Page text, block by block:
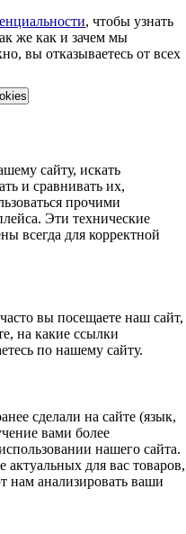
, чтобы узнать
же как и зачем мы
вы отказываетесь от всех
сайту, искать
и сравнивать их,
прочими
Эти технические
всегда для корректной
вы посещаете наш сайт,
на какие ссылки
по нашему сайту.
сделали на сайте (язык,
вами более
нашего сайта.
для вас товаров,
нам анализировать ваши